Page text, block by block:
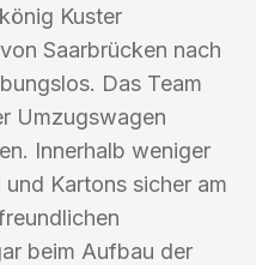
Kuster
Saarbrücken nach
Das Team
Umzugswagen
Innerhalb weniger
Kartons sicher am
beim Aufbau der